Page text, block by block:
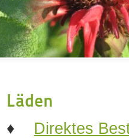
Läden
♦ Direktes